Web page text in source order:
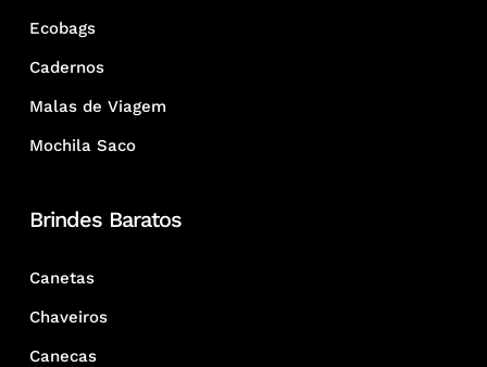
Ecobags
Cadernos
Malas de Viagem
Mochila Saco
Brindes Baratos
Canetas
Chaveiros
Canecas